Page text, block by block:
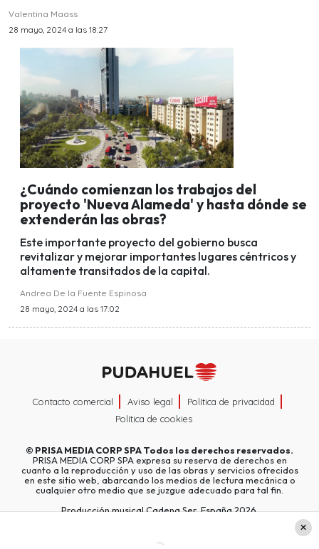
Valentina Maass
28 mayo, 2024 a las 18:27
¿Cuándo comienzan los trabajos del
proyecto 'Nueva Alameda' y hasta dónde se
extenderán las obras?
Este importante proyecto del gobierno busca
revitalizar y mejorar importantes lugares céntricos y
altamente transitados de la capital.
Andrea De la Fuente Espinosa
28 mayo, 2024 a las 17:02
Contacto comercial Aviso legal
Política de privacidad
Política de cookies
© PRISA MEDIA CORP SPATodos los derechos reservados.
PRISA MEDIA CORP SPA expresa su reserva de derechos en
cuanto a la reproducción y uso de las obras y servicios ofrecidos
en este sitio web, abarcando los medios de lectura mecánica o
cualquier otro medio que se juzgue adecuado para tal fin.
Producción musical Cadena Ser, España 2026.